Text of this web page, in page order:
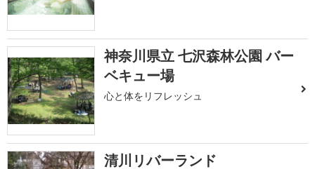
神奈川県立 七沢森林公園 バー
ベキュー場
心と体をリフレッシュ
清川リバーランド